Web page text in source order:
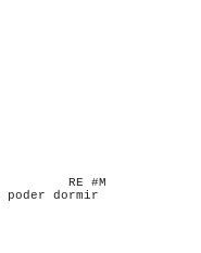
#M
RE #M
dormir